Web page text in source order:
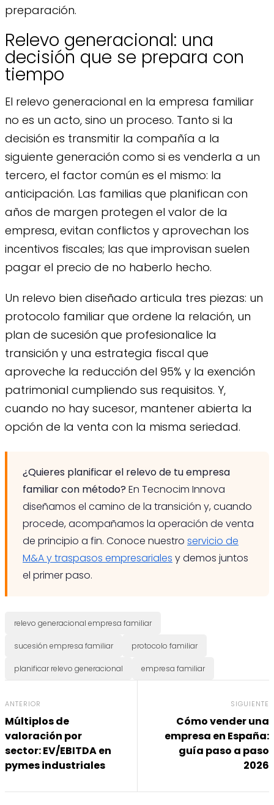
preparación.
Relevo generacional: una
decisión que se prepara con
tiempo
El relevo generacional en la empresa familiar
no es un acto, sino un proceso. Tanto si la
decisión es transmitir la compañía a la
siguiente generación como si es venderla a un
tercero, el factor común es el mismo: la
anticipación. Las familias que planifican con
años de margen protegen el valor de la
empresa, evitan conflictos y aprovechan los
incentivos fiscales; las que improvisan suelen
pagar el precio de no haberlo hecho.
Un relevo bien diseñado articula tres piezas: un
protocolo familiar que ordene la relación, un
plan de sucesión que profesionalice la
transición y una estrategia fiscal que
aproveche la reducción del 95% y la exención
patrimonial cumpliendo sus requisitos. Y,
cuando no hay sucesor, mantener abierta la
opción de la venta con la misma seriedad.
¿Quieres planificar el relevo de tu empresa
familiar con método? En Tecnocim Innova
diseñamos el camino de la transición y, cuando
procede, acompañamos la operación de venta
de principio a fin. Conoce nuestro servicio de
M&A y traspasos empresariales y demos juntos
el primer paso.
relevo generacional empresa familiar
sucesión empresa familiar protocolo familiar
planificar relevo generacional empresa familiar
ANTERIOR
Múltiplos de
valoración por
sector: EV/EBITDA en
pymes industriales
SIGUIENTE
Cómo vender una
empresa en España:
guía paso a paso
2026